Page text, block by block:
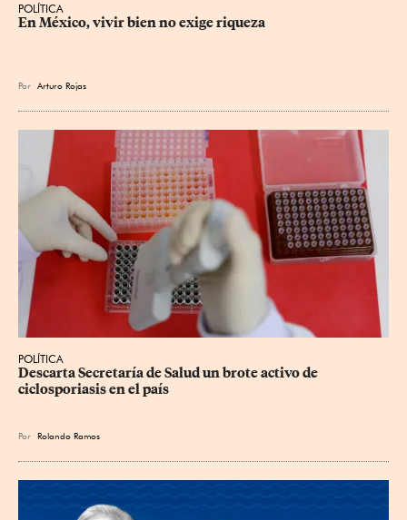
POLÍTICA
En México, vivir bien no exige riqueza
Por Arturo Rojas
POLÍTICA
Descarta Secretaría de Salud un brote activo de
ciclosporiasis en el país
Por Rolando Ramos